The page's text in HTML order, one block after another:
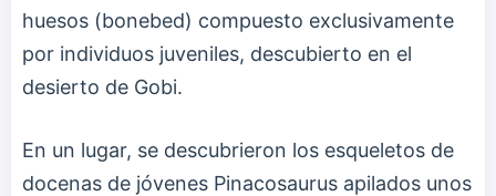
huesos (bonebed) compuesto exclusivamente
por individuos juveniles, descubierto en el
desierto de Gobi.
En un lugar, se descubrieron los esqueletos de
docenas de jóvenes Pinacosaurus apilados unos